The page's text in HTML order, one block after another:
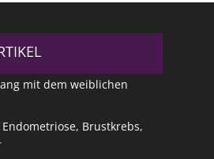
mit dem weiblichen
Brustkrebs,